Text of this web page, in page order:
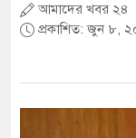
আমাদের খবর ২৪
প্রকাশিত: জুন ৮,